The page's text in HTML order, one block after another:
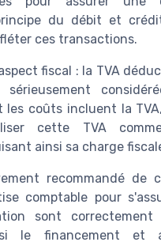
du débit et
ces transactions.
fiscal : la TVA
les coûts incluent la
cette TVA
ainsi sa charge
recommandé de
comptable pour
sont correctement
le financement et